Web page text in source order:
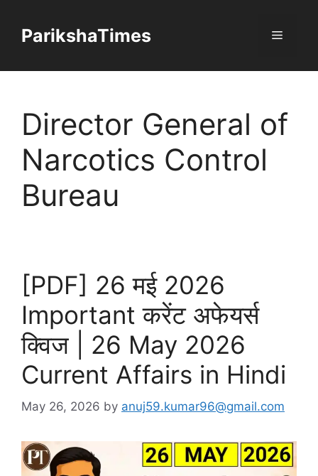
contentParikshaTimes Menu
Director General of
Narcotics Control
Bureau
[PDF] 26 मई 2026
Important करेंट अफेयर्स
क्विज | 26 May 2026
Current Affairs in Hindi
May 26, 2026 by anuj59.kumar96@gmail.com